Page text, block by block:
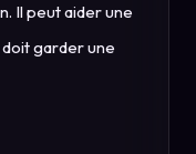
Il peut aider une
garder une